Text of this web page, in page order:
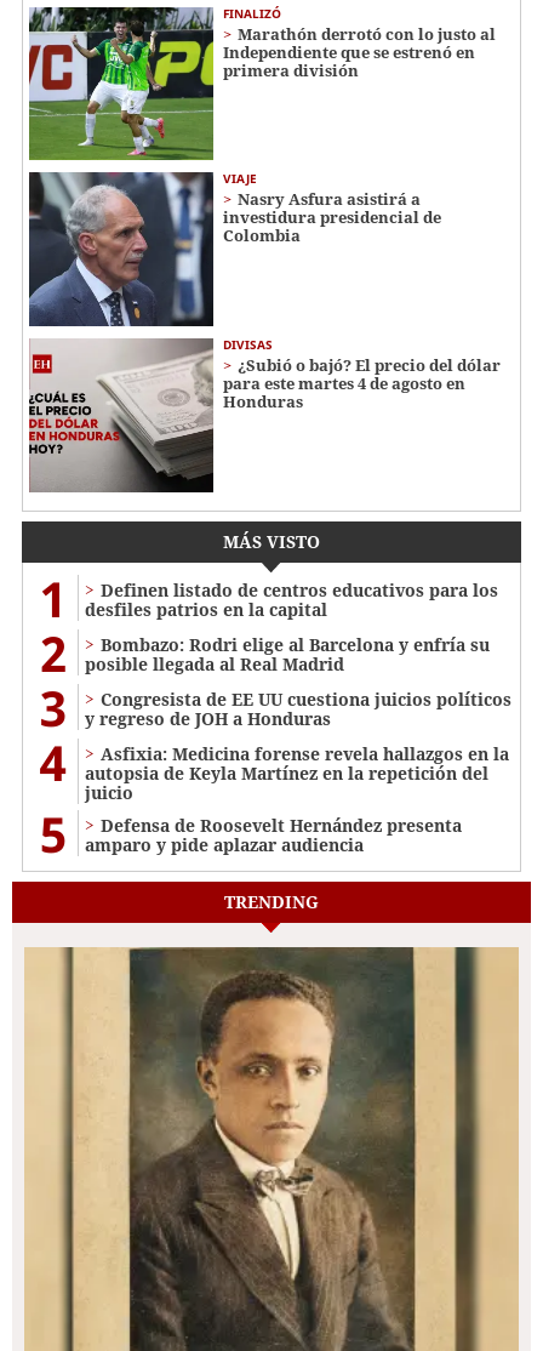
FINALIZÓ
Marathón derrotó con lo justo al
Independiente que se estrenó en
primera división
VIAJE
Nasry Asfura asistirá a
investidura presidencial de
Colombia
DIVISAS
¿Subió o bajó? El precio del dólar
para este martes 4 de agosto en
Honduras
MÁS VISTO
1
Definen listado de centros educativos para los
desfiles patrios en la capital
2
Bombazo: Rodri elige al Barcelona y enfría su
posible llegada al Real Madrid
3
Congresista de EE UU cuestiona juicios políticos
y regreso de JOH a Honduras
4
Asfixia: Medicina forense revela hallazgos en la
autopsia de Keyla Martínez en la repetición del
juicio
5
Defensa de Roosevelt Hernández presenta
amparo y pide aplazar audiencia
TRENDING